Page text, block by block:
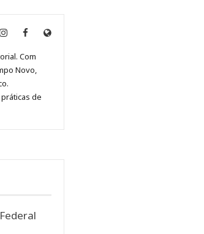
Anny
no
Instagram
Anny
no
Facebook
Site
Com
Novo,
de